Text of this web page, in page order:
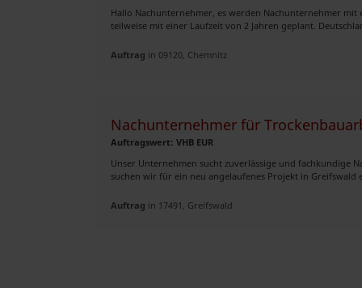
Hallo Nachunternehmer, es werden Nachunternehmer
teilweise mit einer Laufzeit von 2 Jahren geplant.
Auftrag in 09120, Chemnitz
Nachunternehmer für
Auftragswert: VHB EUR
Unser Unternehmen sucht zuverlässige und fachkundige
suchen wir für ein neu angelaufenes Projekt in Greifswald
Auftrag in 17491, Greifswald